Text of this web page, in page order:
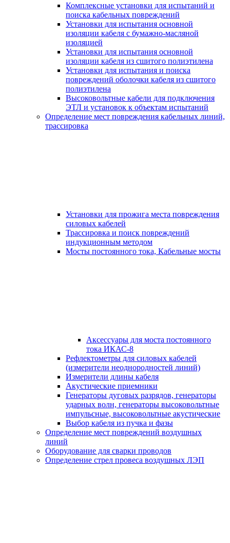
Комплексные установки для испытаний и
поиска кабельных повреждений
Установки для испытания основной
изоляции кабеля с бумажно-масляной
изоляцией
Установки для испытания основной
изоляции кабеля из сшитого полиэтилена
Установки для испытания и поиска
повреждений оболочки кабеля из сшитого
полиэтилена
Высоковольтные кабели для подключения
ЭТЛ и установок к объектам испытаний
Определение мест повреждения кабельных линий,
трассировка
Установки для прожига места повреждения
силовых кабелей
Трассировка и поиск повреждений
индукционным методом
Мосты постоянного тока, Кабельные мосты
Аксессуары для моста постоянного
тока ИКАС-8
Рефлектометры для силовых кабелей
(измерители неоднородностей линий)
Измерители длины кабеля
Акустические приемники
Генераторы дуговых разрядов, генераторы
ударных волн, генераторы высоковольтные
импульсные, высоковольтные акустические
Выбор кабеля из пучка и фазы
Определение мест повреждений воздушных
линий
Оборудование для сварки проводов
Определение стрел провеса воздушных ЛЭП